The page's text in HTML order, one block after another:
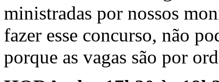
ministradas por nossos
fazer esse concurso, não
porque as vagas são por